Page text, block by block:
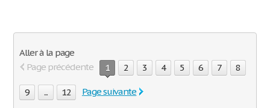
Aller à la page
Page précédente
1 2 3 4 5 6 7 8
9 ... 12 Page suivante